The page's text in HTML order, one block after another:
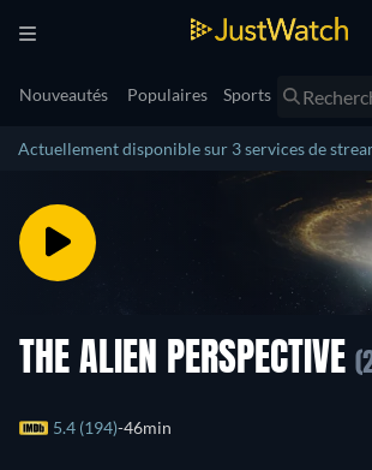
Nouveautés Populaires Sports
Actuellement disponible sur 3 services de
THE ALIEN PERSPECTIVE
5.4 (194) 46min